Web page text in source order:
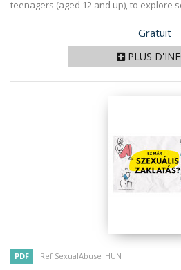
teenagers (aged 12 and up), to explore
Prix
Gratuit
PLUS
PDF Ref SexualAbuse_HUN